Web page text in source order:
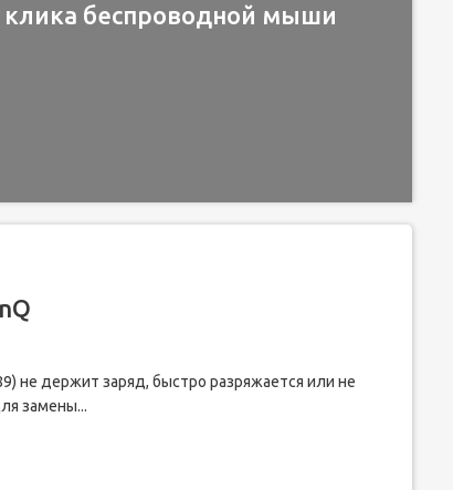
беспроводной мыши
не держит заряд, быстро разряжается или не
замены...